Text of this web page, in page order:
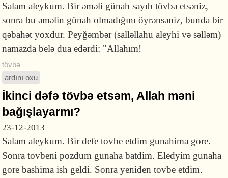
Salam aleykum. Bir əməli günah sayıb tövbə etsəniz,
sonra bu əməlin günah olmadığını öyrənsəniz, bunda bir
qəbahət yoxdur. Peyğəmbər (salləllahu aleyhi və səlləm)
namazda belə dua edərdi: "Allahım!
tövbə
ardını oxu
İkinci dəfə tövbə etsəm, Allah məni
bağışlayarmı?
23-12-2013
Salam aleykum. Bir defe tovbe etdim gunahima gore.
Sonra tovbeni pozdum gunaha batdim. Eledyim gunaha
gore bashima ish geldi. Sonra yeniden tovbe etdim.